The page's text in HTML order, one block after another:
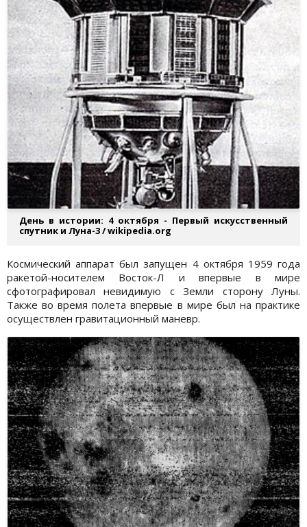
День в истории: 4 октября - Первый искусственный
спутник и Луна-3 / wikipedia.org
Космический аппарат был запущен 4 октября 1959 года
ракетой-носителем Восток-Л и впервые в мире
сфотографировал невидимую с Земли сторону Луны.
Также во время полета впервые в мире был на практике
осуществлен гравитационный маневр.